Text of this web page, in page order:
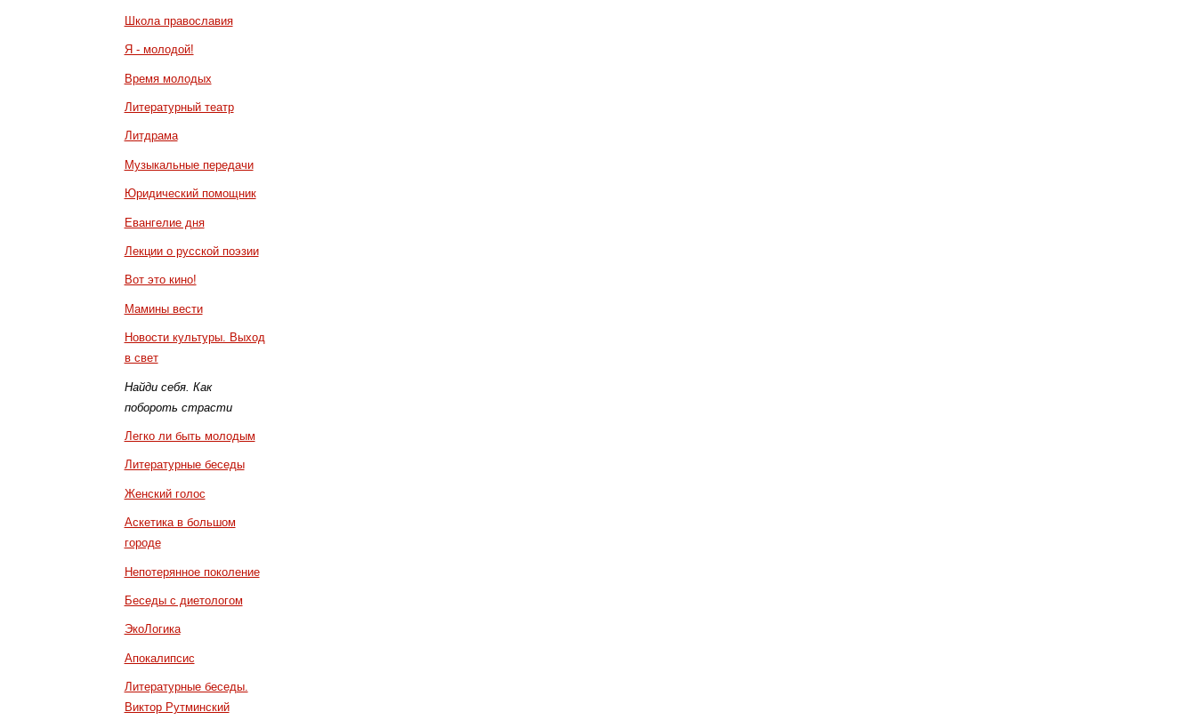
Школа православия
Я - молодой!
Время молодых
Литературный театр
Литдрама
Музыкальные передачи
Юридический помощник
Евангелие дня
Лекции о русской поэзии
Вот это кино!
Мамины вести
Новости культуры. Выход
в свет
Найди себя. Как
побороть страсти
Легко ли быть молодым
Литературные беседы
Женский голос
Аскетика в большом
городе
Непотерянное поколение
Беседы с диетологом
ЭкоЛогика
Апокалипсис
Литературные беседы.
Виктор Рутминский